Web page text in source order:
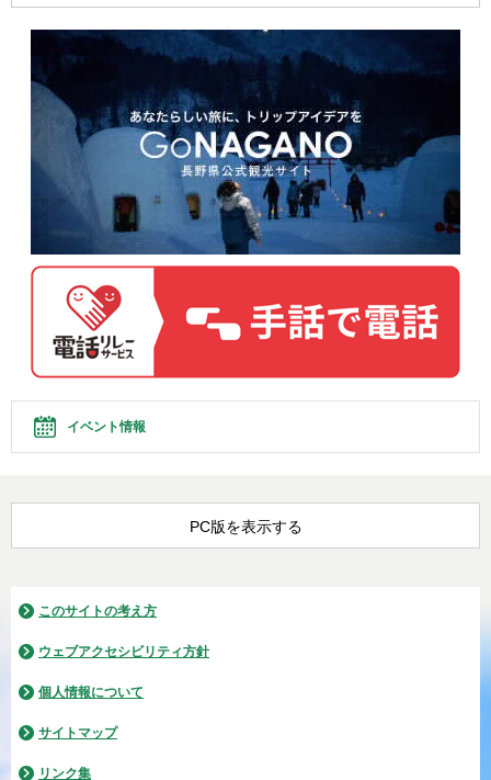
イベント情報
PC版を表示する
このサイトの考え方
ウェブアクセシビリティ方針
個人情報について
サイトマップ
リンク集